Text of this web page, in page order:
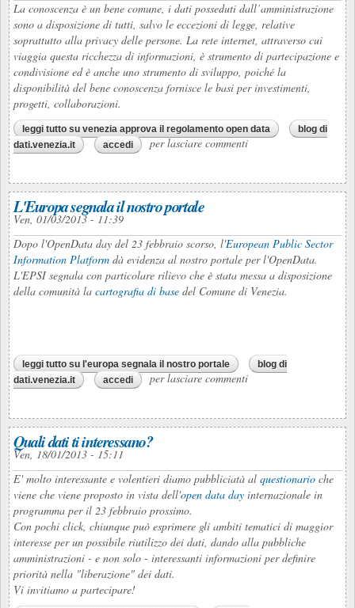
La conoscenza è un bene comune, i dati posseduti dall’amministrazione
sono a disposizione di tutti, salvo le eccezioni di legge, relative
soprattutto alla privacy delle persone. La rete internet, attraverso cui
viaggia questa ricchezza di informazioni, è strumento di partecipazione e
condivisione ed è anche uno strumento di sviluppo, poiché la
disponibilità del bene conoscenza fornisce le basi per investimenti,
progetti, collaborazioni.
leggi tutto su venezia approva il regolamento open data
blog di
dati.venezia.it
accedi per lasciare commenti
L'Europa segnala il nostro portale
Ven, 01/03/2013 - 11:39
Dopo l'OpenData day del 23 febbraio scorso, l'European Public Sector
Information Platform dà evidenza al nostro portale per l'OpenData.
L'EPSI segnala con particolare rilievo che è stata messa a disposizione
della comunità la cartografia di base del Comune di Venezia.
leggi tutto su l'europa segnala il nostro portale
blog di
dati.venezia.it
accedi per lasciare commenti
Quali dati ti interessano?
Ven, 18/01/2013 - 15:11
E' molto interessante e volentieri diamo pubbliciatà al questionario che
viene che viene proposto in vista dell'open data day internazionale in
programma per il 23 febbraio prossimo.
Con pochi click, chiunque può esprimere gli ambiti tematici di maggior
interesse per un possibile riutilizzo dei dati, dando alla pubbliche
amministrazioni - e non solo - interessanti informazioni per definire
priorità nella "liberazione" dei dati.
Vi invitiamo a partecipare!